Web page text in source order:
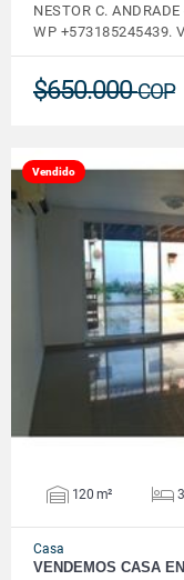
NESTOR C.
WP +573185245439.
$650.000COP
Vendido
120 m²
Casa
VENDEMOS CASA